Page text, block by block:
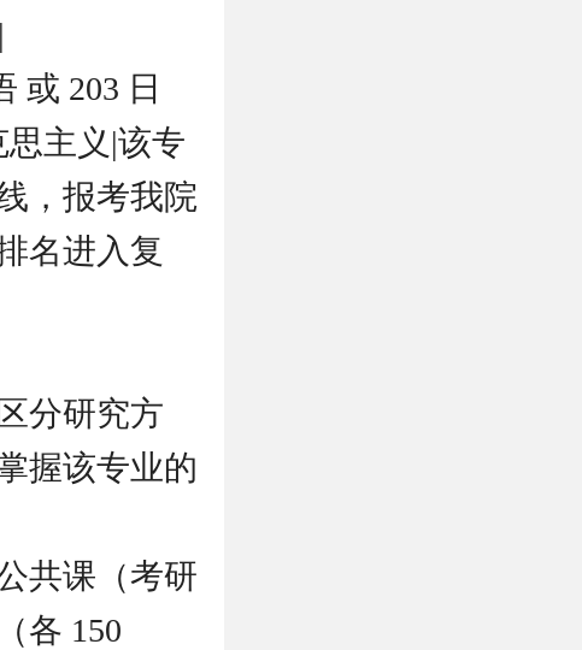
或 203 日
主义|该专
，报考我院
名进入复
分研究方
握该专业的
共课（考研
各 150